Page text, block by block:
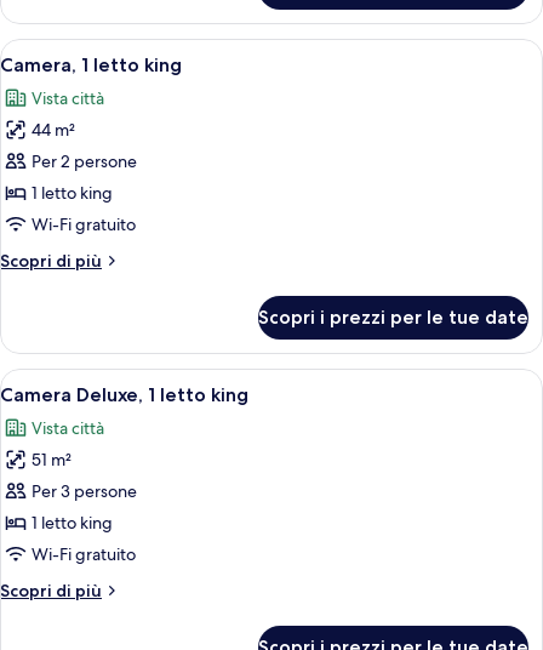
Park
View,
1Bedroom)
1
letto
king
Partial
Park
1Bedroom)
Apri
tutte
le
foto
per
Camera,
1
king
Camera d'albergo con un letto
6
Camera, 1 letto king
Vista città
44 m²
Per 2 persone
1 letto king
Wi-Fi gratuito
Scopri di più
Altri
1
letto
king
Scopri i prezzi per le tue date
Apri
tutte
le
foto
per
Camera
Deluxe,
letto
Camera d'albergo con un letto
8
Camera Deluxe, 1 letto king
Vista città
51 m²
Per 3 persone
1 letto king
Wi-Fi gratuito
Scopri di più
Altri